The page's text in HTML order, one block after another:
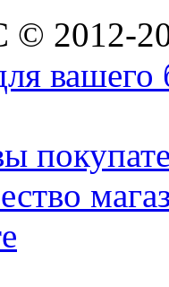
2012-
вашего